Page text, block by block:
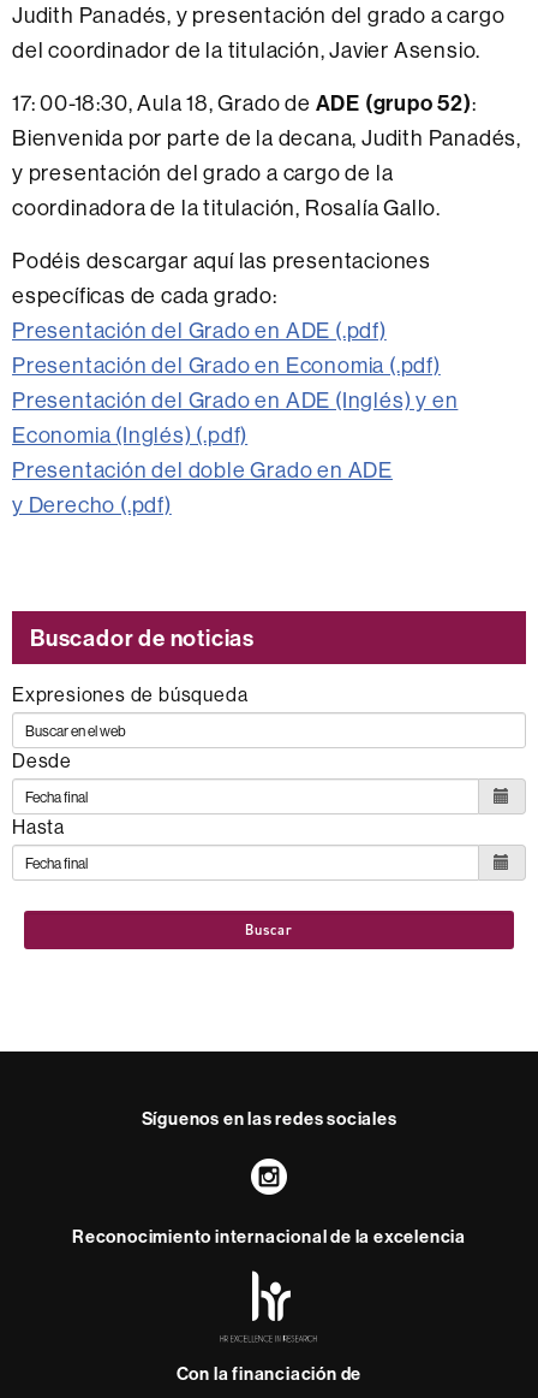
Judith Panadés, y presentación del grado a cargo
del coordinador de la titulación, Javier Asensio.
17: 00-18:30, Aula 18, Grado de ADE (grupo 52):
Bienvenida por parte de la decana, Judith Panadés,
y presentación del grado a cargo de la
coordinadora de la titulación, Rosalía Gallo.
Podéis descargar aquí las presentaciones
específicas de cada grado:
Presentación del Grado en ADE (.pdf)
Presentación del Grado en Economia (.pdf)
Presentación del Grado en ADE (Inglés) y en
Economia (Inglés) (.pdf)
Presentación del doble Grado en ADE
y Derecho (.pdf)
Buscador de noticias
Expresiones de búsqueda
Desde
Hasta
Buscar
Síguenos en las redes sociales
Instagram
Reconocimiento internacional de la excelencia
-
Con la financiación de